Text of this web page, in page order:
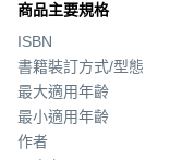
商品主要規格
ISBN
書籍裝訂方式/型態
最大適用年齡
最小適用年齡
作者